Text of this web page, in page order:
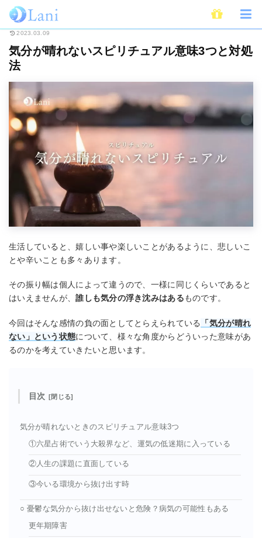
ホーム スピリチュアル 気分が晴れないスピリチュアル意味3つと対処法
2023.03.09
気分が晴れないスピリチュアル意味3つと対処
法
生活していると、嬉しい事や楽しいことがあるように、悲しいこ
とや辛いことも多々あります。
その振り幅は個人によって違うので、一様に同じくらいであると
はいえませんが、誰しも気分の浮き沈みはあるものです。
今回はそんな感情の負の面としてとらえられている
「気分が晴れ
ない」という状態について、様々な角度からどういった意味があ
るのかを考えていきたいと思います。
目次
気分が晴れないときのスピリチュアル意味3つ
①六星占術でいう大殺界など、運気の低迷期に入っている
②人生の課題に直面している
③今いる環境から抜け出す時
○ 憂鬱な気分から抜け出せないと危険？病気の可能性もある
更年期障害